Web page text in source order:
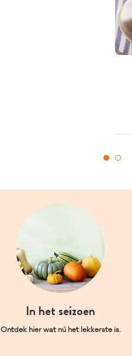
In het seizoen
Ontdek hier wat nú het lekkerste is.